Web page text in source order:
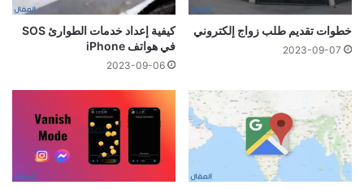
خطوات تقديم طلب زواج إلكتروني
2023-09-07
كيفية إعداد خدمات الطوارئ SOS
في هواتف iPhone
2023-09-06